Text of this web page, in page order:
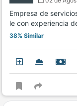
Empresa de
le con experiencia
38% Similar